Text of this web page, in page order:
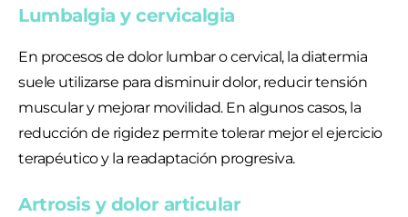
Lumbalgia y cervicalgia
En procesos de dolor lumbar o cervical, la diatermia
suele utilizarse para disminuir dolor, reducir tensión
muscular y mejorar movilidad. En algunos casos, la
reducción de rigidez permite tolerar mejor el ejercicio
terapéutico y la readaptación progresiva.
Artrosis y dolor articular